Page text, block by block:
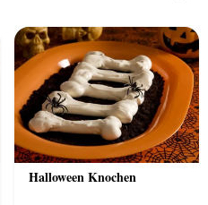
Halloween Knochen